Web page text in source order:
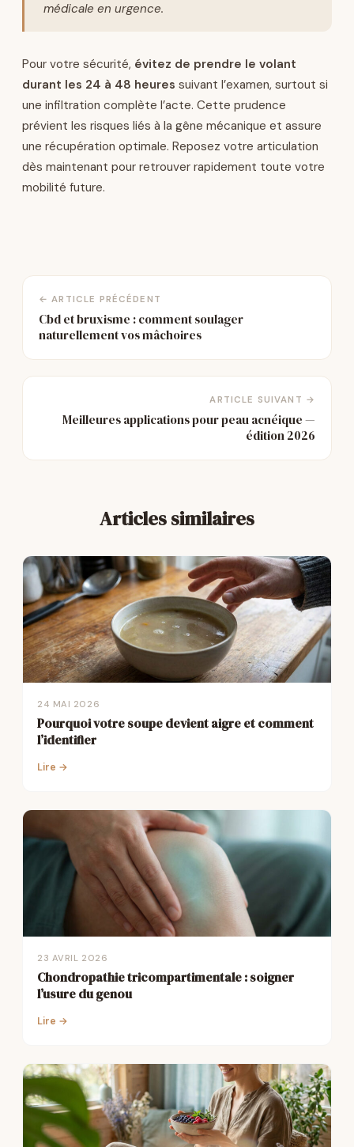
médicale en urgence.
Pour votre sécurité, évitez de prendre le volant
durant les 24 à 48 heures suivant l’examen, surtout si
une infiltration complète l’acte. Cette prudence
prévient les risques liés à la gêne mécanique et assure
une récupération optimale. Reposez votre articulation
dès maintenant pour retrouver rapidement toute votre
mobilité future.
← ARTICLE PRÉCÉDENT
Cbd et bruxisme : comment soulager
naturellement vos mâchoires
ARTICLE SUIVANT →
Meilleures applications pour peau acnéique —
édition 2026
Articles similaires
24 MAI 2026
Pourquoi votre soupe devient aigre et comment
l’identifier
Lire →
23 AVRIL 2026
Chondropathie tricompartimentale : soigner
l’usure du genou
Lire →